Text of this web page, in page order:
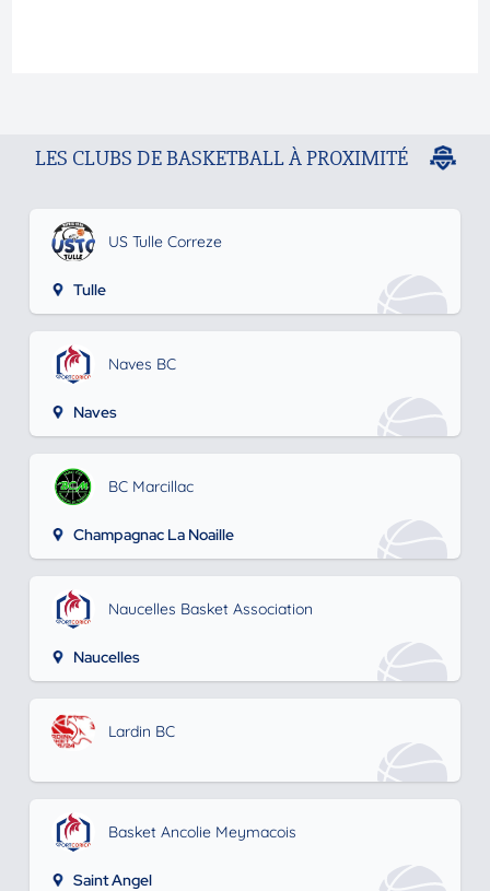
LES CLUBS DE BASKETBALL À PROXIMITÉ
US Tulle Correze
Tulle
Naves BC
Naves
BC Marcillac
Champagnac La Noaille
Naucelles Basket Association
Naucelles
Lardin BC
Basket Ancolie Meymacois
Saint Angel